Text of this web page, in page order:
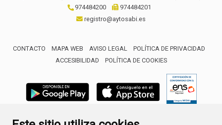
974484200
974484201
registro@aytosabi.es
CONTACTO MAPA WEB AVISO LEGAL
POLÍTICA DE PRIVACIDAD
ACCESIBILIDAD
POLÍTICA DE COOKIES